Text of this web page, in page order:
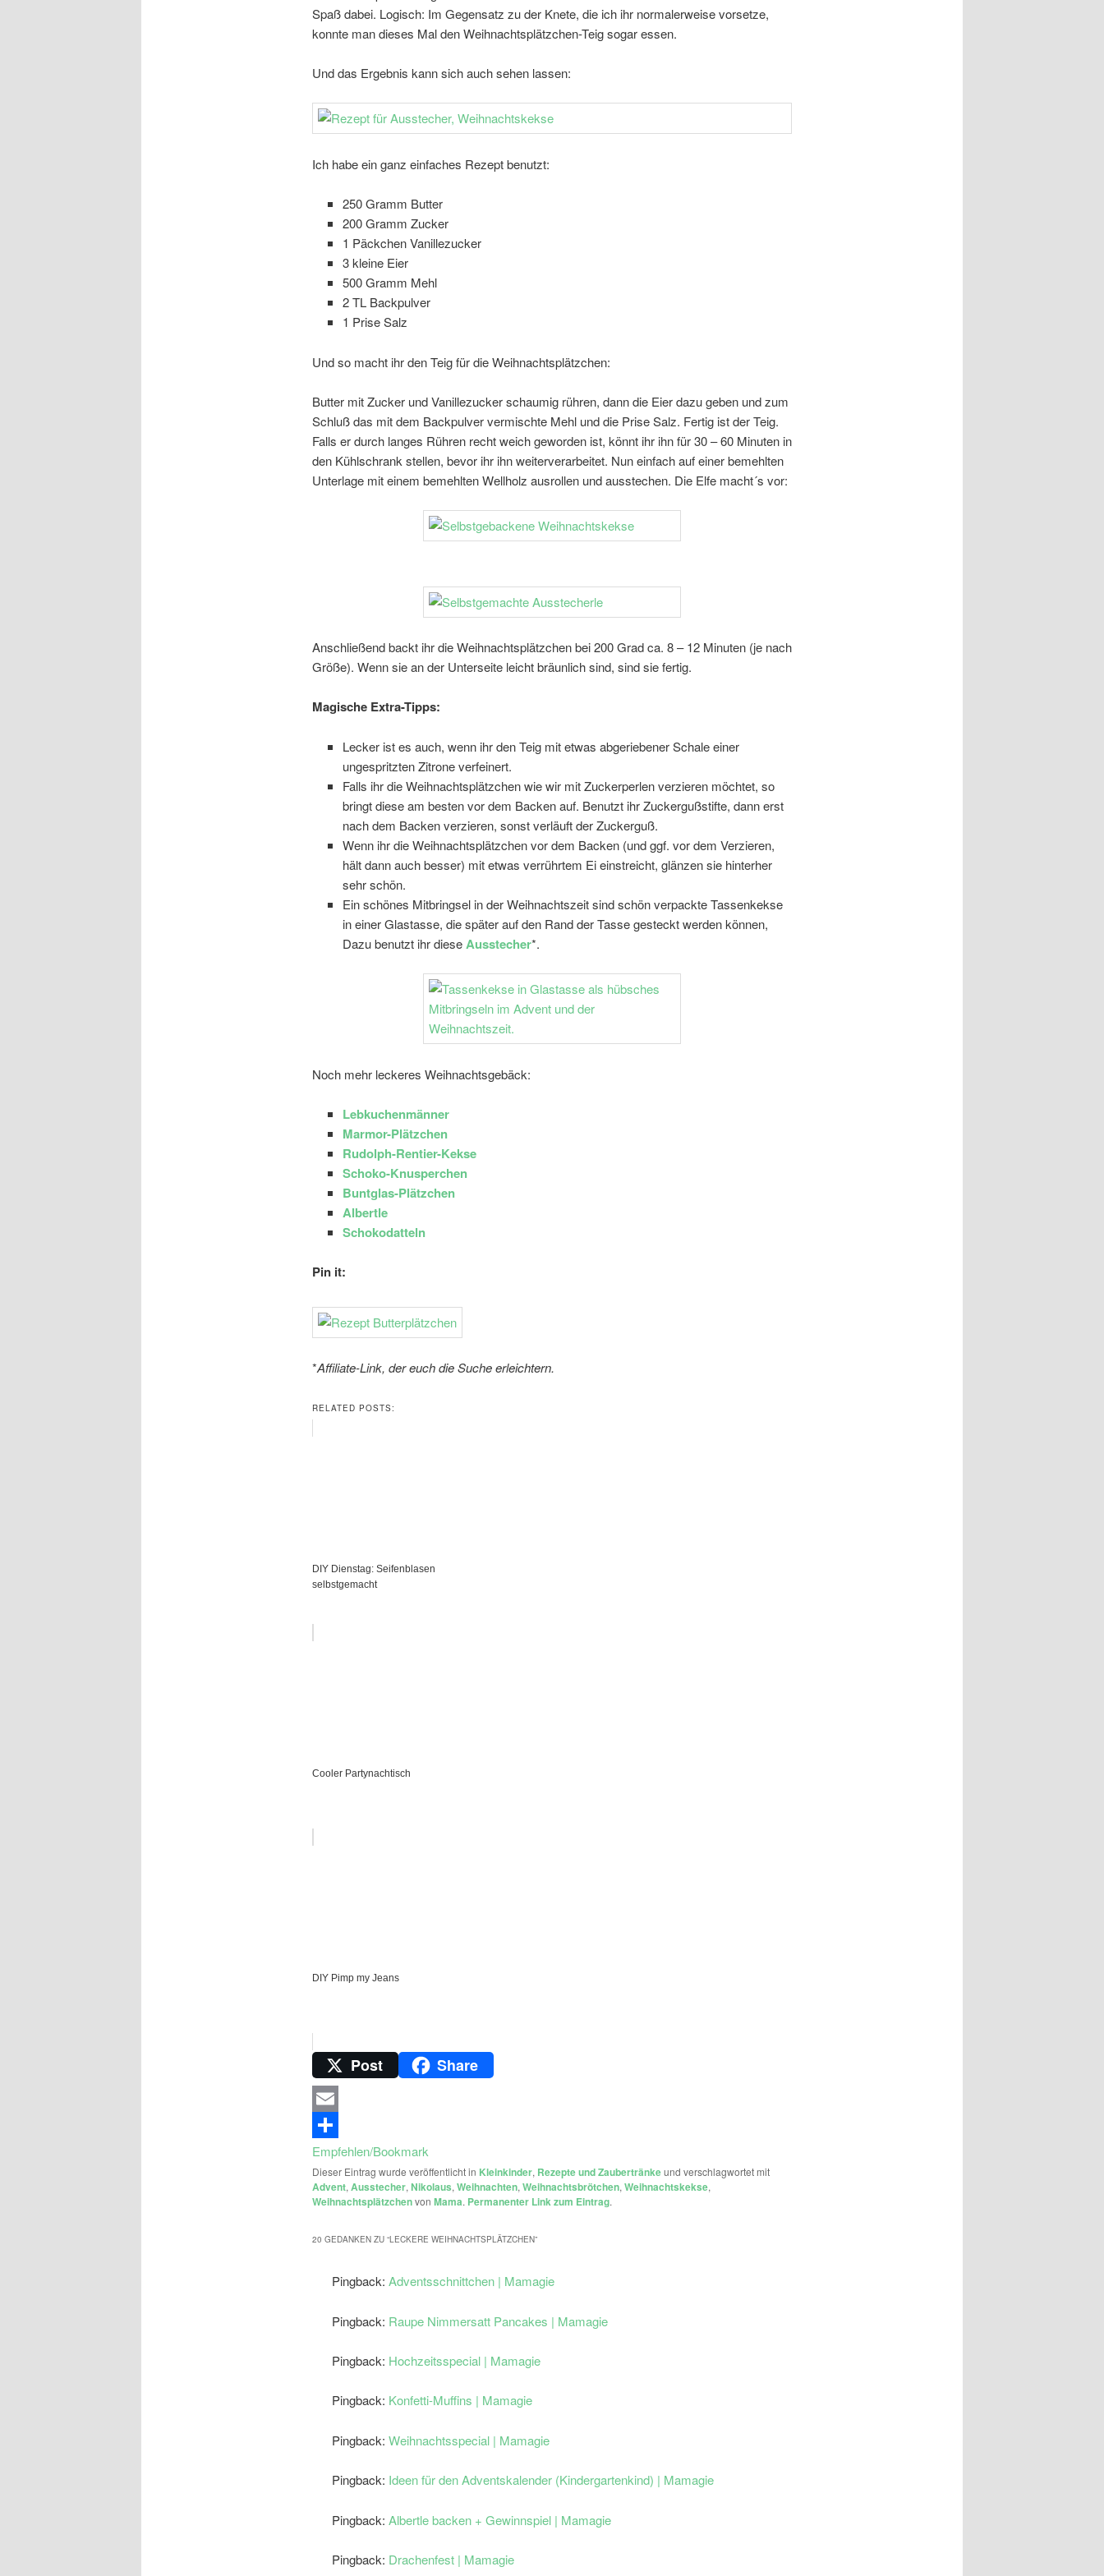
Spaß dabei. Logisch: Im Gegensatz zu der Knete, die ich ihr normalerweise vorsetze,
konnte man dieses Mal den Weihnachtsplätzchen-Teig sogar essen.
Und das Ergebnis kann sich auch sehen lassen:
Ich habe ein ganz einfaches Rezept benutzt:
250 Gramm Butter
200 Gramm Zucker
1 Päckchen Vanillezucker
3 kleine Eier
500 Gramm Mehl
2 TL Backpulver
1 Prise Salz
Und so macht ihr den Teig für die Weihnachtsplätzchen:
Butter mit Zucker und Vanillezucker schaumig rühren, dann die Eier dazu geben und zum
Schluß das mit dem Backpulver vermischte Mehl und die Prise Salz. Fertig ist der Teig.
Falls er durch langes Rühren recht weich geworden ist, könnt ihr ihn für 30 – 60 Minuten in
den Kühlschrank stellen, bevor ihr ihn weiterverarbeitet. Nun einfach auf einer bemehlten
Unterlage mit einem bemehlten Wellholz ausrollen und ausstechen. Die Elfe macht´s vor:
Anschließend backt ihr die Weihnachtsplätzchen bei 200 Grad ca. 8 – 12 Minuten (je nach
Größe). Wenn sie an der Unterseite leicht bräunlich sind, sind sie fertig.
Magische Extra-Tipps:
Lecker ist es auch, wenn ihr den Teig mit etwas abgeriebener Schale einer
ungespritzten Zitrone verfeinert.
Falls ihr die Weihnachtsplätzchen wie wir mit Zuckerperlen verzieren möchtet, so
bringt diese am besten vor dem Backen auf. Benutzt ihr Zuckergußstifte, dann erst
nach dem Backen verzieren, sonst verläuft der Zuckerguß.
Wenn ihr die Weihnachtsplätzchen vor dem Backen (und ggf. vor dem Verzieren,
hält dann auch besser) mit etwas verrührtem Ei einstreicht, glänzen sie hinterher
sehr schön.
Ein schönes Mitbringsel in der Weihnachtszeit sind schön verpackte Tassenkekse
in einer Glastasse, die später auf den Rand der Tasse gesteckt werden können,
Dazu benutzt ihr diese Ausstecher*.
Noch mehr leckeres Weihnachtsgebäck:
Lebkuchenmänner
Marmor-Plätzchen
Rudolph-Rentier-Kekse
Schoko-Knusperchen
Buntglas-Plätzchen
Albertle
Schokodatteln
Pin it:
*Affiliate-Link, der euch die Suche erleichtern.
RELATED POSTS:
DIY Dienstag: Seifenblasen
selbstgemacht
Cooler Partynachtisch
DIY Pimp my Jeans
Post Share
Email
Empfehlen/Bookmark
Dieser Eintrag wurde veröffentlicht in Kleinkinder, Rezepte und Zaubertränkeund verschlagwortet mit
Advent, Ausstecher, Nikolaus, Weihnachten, Weihnachtsbrötchen, Weihnachtskekse,
Weihnachtsplätzchenvon Mama. Permanenter Link zum Eintrag.
20 GEDANKEN ZU “LECKERE WEIHNACHTSPLÄTZCHEN”
Pingback:Adventsschnittchen | Mamagie
Pingback: Raupe Nimmersatt Pancakes | Mamagie
Pingback: Hochzeitsspecial | Mamagie
Pingback: Konfetti-Muffins | Mamagie
Pingback:Weihnachtsspecial | Mamagie
Pingback: Ideen für den Adventskalender (Kindergartenkind) | Mamagie
Pingback:Albertle backen + Gewinnspiel | Mamagie
Pingback: Drachenfest | Mamagie